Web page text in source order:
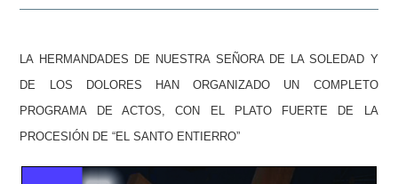
LA HERMANDADES DE NUESTRA SEÑORA DE LA SOLEDAD Y
DE LOS DOLORES HAN ORGANIZADO UN COMPLETO
PROGRAMA DE ACTOS, CON EL PLATO FUERTE DE LA
PROCESIÓN DE “EL SANTO ENTIERRO”